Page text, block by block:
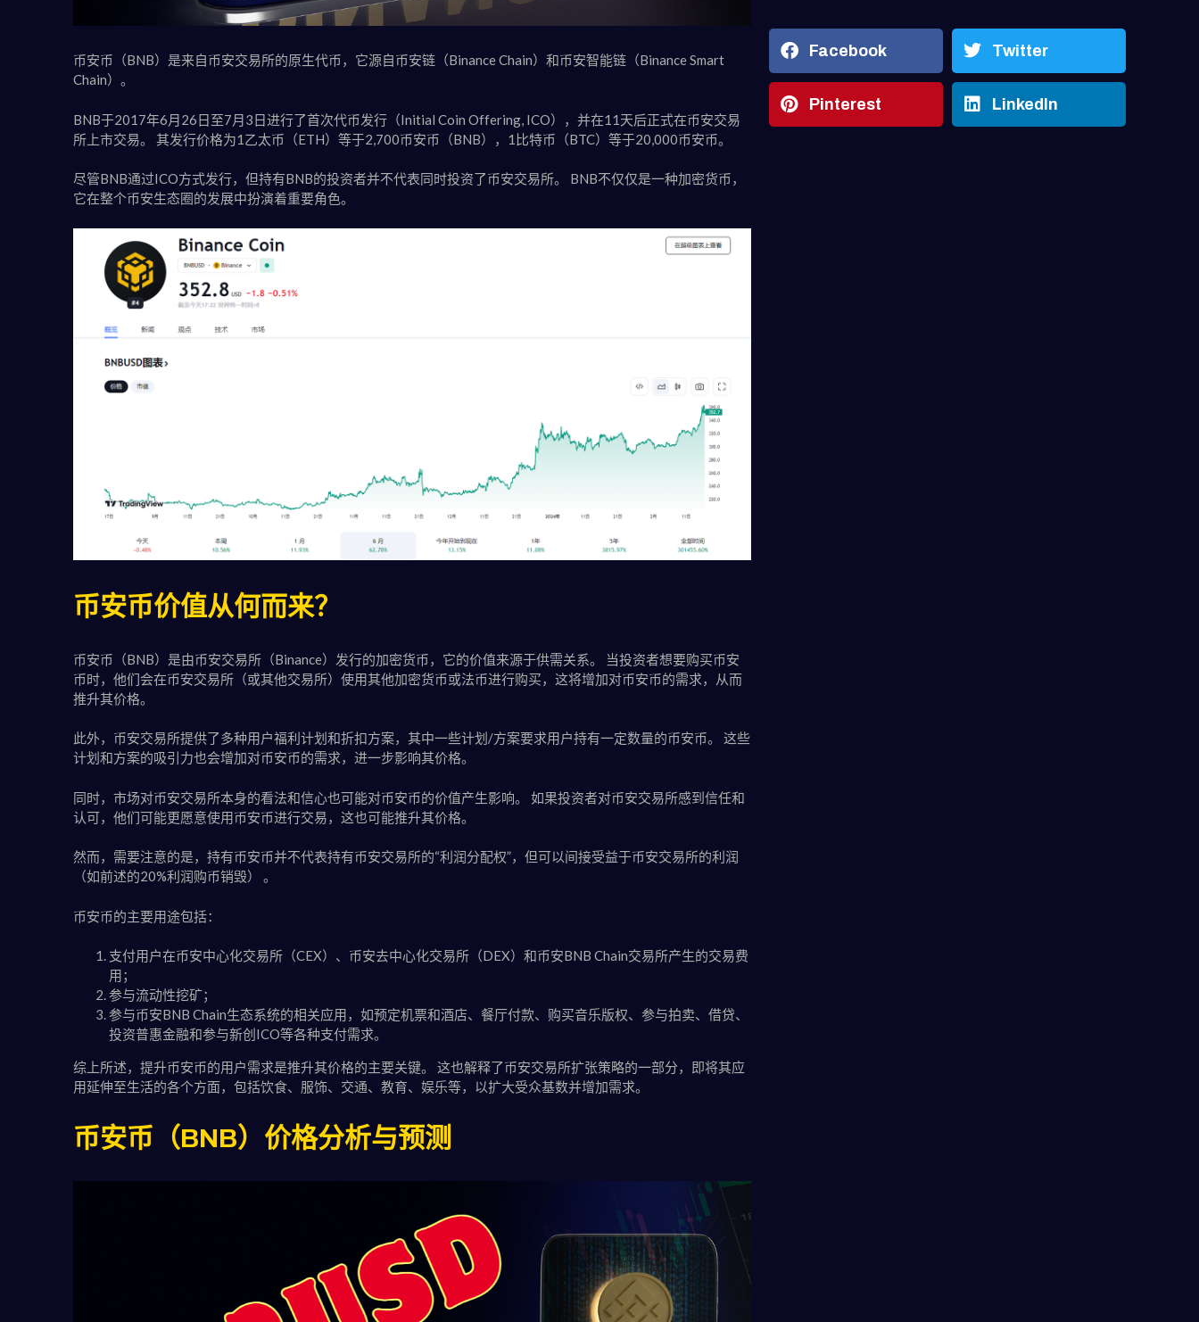
币安币（BNB）是来自币安交易所的原生代币，它源自币安链（Binance Chain）和币安智能链（Binance Smart
Chain）。
BNB于2017年6月26日至7月3日进行了首次代币发行（Initial Coin Offering, ICO），并在11天后正式在币安交易
所上市交易。 其发行价格为1乙太币（ETH）等于2,700币安币（BNB），1比特币（BTC）等于20,000币安币。
尽管BNB通过ICO方式发行，但持有BNB的投资者并不代表同时投资了币安交易所。 BNB不仅仅是一种加密货币，
它在整个币安生态圈的发展中扮演着重要角色。
币安币价值从何而来？
币安币（BNB）是由币安交易所（Binance）发行的加密货币，它的价值来源于供需关系。 当投资者想要购买币安
币时，他们会在币安交易所（或其他交易所）使用其他加密货币或法币进行购买，这将增加对币安币的需求，从而
推升其价格。
此外，币安交易所提供了多种用户福利计划和折扣方案，其中一些计划/方案要求用户持有一定数量的币安币。 这些
计划和方案的吸引力也会增加对币安币的需求，进一步影响其价格。
同时，市场对币安交易所本身的看法和信心也可能对币安币的价值产生影响。 如果投资者对币安交易所感到信任和
认可，他们可能更愿意使用币安币进行交易，这也可能推升其价格。
然而，需要注意的是，持有币安币并不代表持有币安交易所的“利润分配权”，但可以间接受益于币安交易所的利润
（如前述的20%利润购币销毁） 。
币安币的主要用途包括：
支付用户在币安中心化交易所（CEX）、币安去中心化交易所（DEX）和币安BNB Chain交易所产生的交易费
用；
参与流动性挖矿；
参与币安BNB Chain生态系统的相关应用，如预定机票和酒店、餐厅付款、购买音乐版权、参与拍卖、借贷、
投资普惠金融和参与新创ICO等各种支付需求。
综上所述，提升币安币的用户需求是推升其价格的主要关键。 这也解释了币安交易所扩张策略的一部分，即将其应
用延伸至生活的各个方面，包括饮食、服饰、交通、教育、娱乐等，以扩大受众基数并增加需求。
币安币（BNB）价格分析与预测
Facebook Twitter
Pinterest LinkedIn